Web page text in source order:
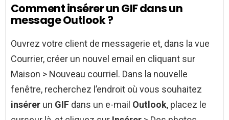
Comment insérer un GIF dans un
message Outlook ?
Ouvrez votre client de messagerie et, dans la vue
Courrier, créer un nouvel email en cliquant sur
Maison > Nouveau courriel. Dans la nouvelle
fenêtre, recherchez l’endroit où vous souhaitez
insérer un GIF dans un e-mail Outlook, placez le